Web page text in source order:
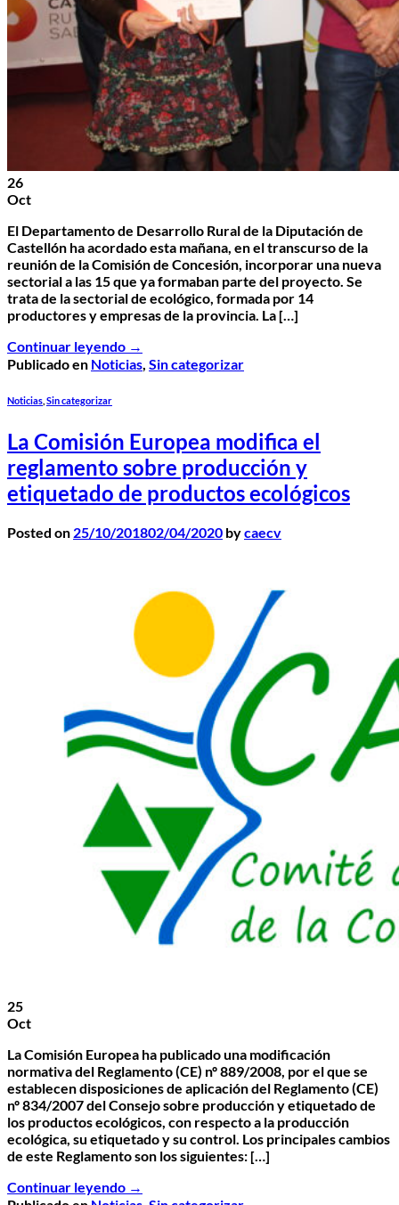
26
Oct
El Departamento de Desarrollo Rural de la Diputación de
Castellón ha acordado esta mañana, en el transcurso de la
reunión de la Comisión de Concesión, incorporar una nueva
sectorial a las 15 que ya formaban parte del proyecto. Se
trata de la sectorial de ecológico, formada por 14
productores y empresas de la provincia. La […]
Continuar leyendo →
Publicado en Noticias, Sin categorizar
Noticias Sin categorizar
La Comisión Europea modifica el
reglamento sobre producción y
etiquetado de productos ecológicos
Posted on 25/10/201802/04/2020 bycaecv
25
Oct
La Comisión Europea ha publicado una modificación
normativa del Reglamento (CE) nº 889/2008, por el que se
establecen disposiciones de aplicación del Reglamento (CE)
nº 834/2007 del Consejo sobre producción y etiquetado de
los productos ecológicos, con respecto a la producción
ecológica, su etiquetado y su control. Los principales cambios
de este Reglamento son los siguientes: […]
Continuar leyendo →